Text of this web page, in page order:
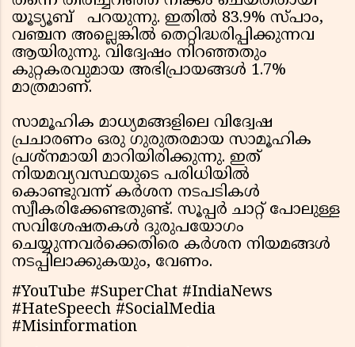
യൂട്യൂബ് പറയുന്നു. ഇതില്‍ 83.9% സ്പാം,
വഞ്ചന അല്ലെങ്കില്‍ തെറ്റിദ്ധരിപ്പിക്കുന്നവ
ആയിരുന്നു. വിദ്വേഷം നിറഞ്ഞതും
കുറ്റകരവുമായ അഭിപ്രായങ്ങള്‍ 1.7%
മാത്രമാണ്.
സാമൂഹിക മാധ്യമങ്ങളിലെ വിദ്വേഷ
പ്രചാരണം ഒരു ഗുരുതരമായ സാമൂഹിക
പ്രശ്നമായി മാറിയിരിക്കുന്നു. ഇത്
നിയമവ്യവസ്ഥയുടെ പരിധിയിൽ
കൊണ്ടുവന്ന് കർശന നടപടികൾ
സ്വീകരിക്കേണ്ടതുണ്ട്. സൂപ്പർ ചാറ്റ് പോലുള്ള
സവിശേഷതകൾ ദുരുപയോഗം
ചെയ്യുന്നവർക്കെതിരെ കർശന നിയമങ്ങൾ
നടപ്പിലാക്കുകയും, വേണം.
#YouTube #SuperChat #IndiaNews
#HateSpeech #SocialMedia
#Misinformation